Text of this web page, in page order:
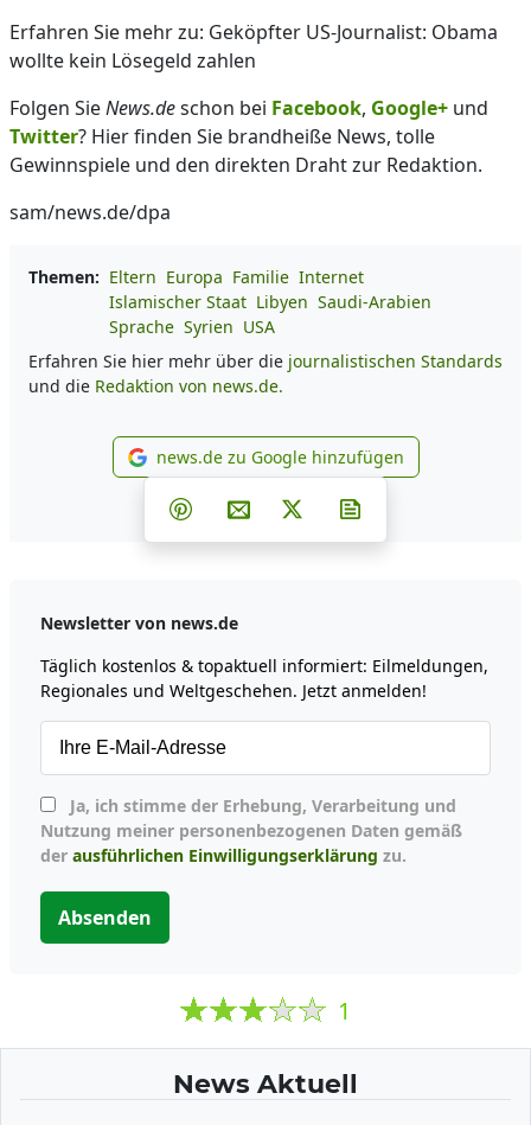
Erfahren Sie mehr zu: Geköpfter US-Journalist: Obama
wollte kein Lösegeld zahlen
Folgen SieNews.deschon bei Facebook, Google+ und
Twitter? Hier finden Sie brandheiße News, tolle
Gewinnspiele und den direkten Draht zur Redaktion.
sam/news.de/dpa
Themen: Eltern Europa Familie Internet
Islamischer Staat Libyen Saudi-Arabien
Sprache Syrien USA
Erfahren Sie hier mehr über die journalistischen Standards
und die Redaktion von news.de.
news.de zu Google
news.de zu Google hinzufügen
Teilen auf Facebook
Teilen auf Whatsapp
Teilen auf Telegram
Teilen auf Pinterest
Per E-Mail teilen
Post auf X
Newsletter von news.de
Täglich kostenlos & topaktuell informiert: Eilmeldungen,
Regionales und Weltgeschehen. Jetzt anmelden!
Nutzung meiner personenbezogenen Daten gemäß
der ausführlichen Einwilligungserklärung zu.
Absenden
1
News Aktuell